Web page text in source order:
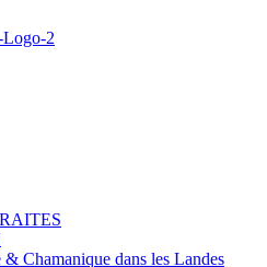
Chamanique dans les Landes